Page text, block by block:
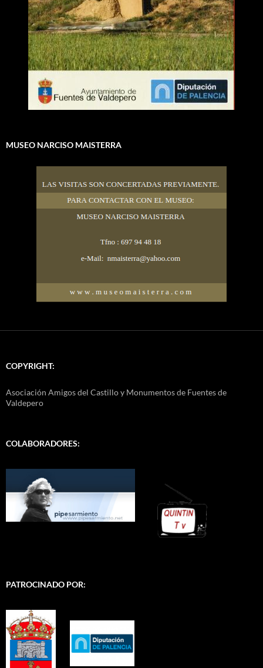
MUSEO NARCISO MAISTERRA
COPYRIGHT:
Asociación Amigos del Castillo y Monumentos de Fuentes de
Valdepero
COLABORADORES:
PATROCINADO POR: